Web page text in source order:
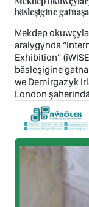
bäsleşigine
Mekdep
aralygynda
Exhibition”
bäsleşigine
we Demirgazyk
London